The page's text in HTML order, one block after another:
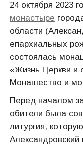
24 октября 2023
монастыре
области
епархиальных
состоялась
«Жизнь Церкви и
Монашество и
Перед началом
обители была
литургия,